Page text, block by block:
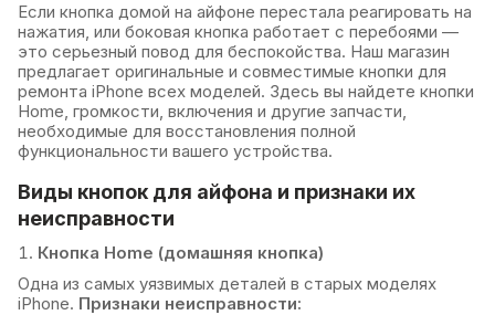
Если кнопка домой на айфоне перестала реагировать на
нажатия, или боковая кнопка работает с перебоями —
это серьезный повод для беспокойства. Наш магазин
предлагает оригинальные и совместимые кнопки для
ремонта iPhone всех моделей. Здесь вы найдете кнопки
Home, громкости, включения и другие запчасти,
необходимые для восстановления полной
функциональности вашего устройства.
Виды кнопок для айфона и признаки их
неисправности
Кнопка Home (домашняя кнопка)
Одна из самых уязвимых деталей в старых моделях
iPhone. Признаки неисправности: